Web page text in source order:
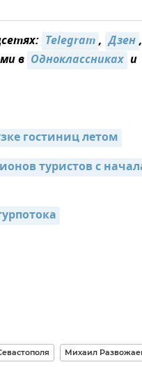
Telegram, Дзен,
в Одноклассниках и
гостиниц летом
туристов с
Михаил